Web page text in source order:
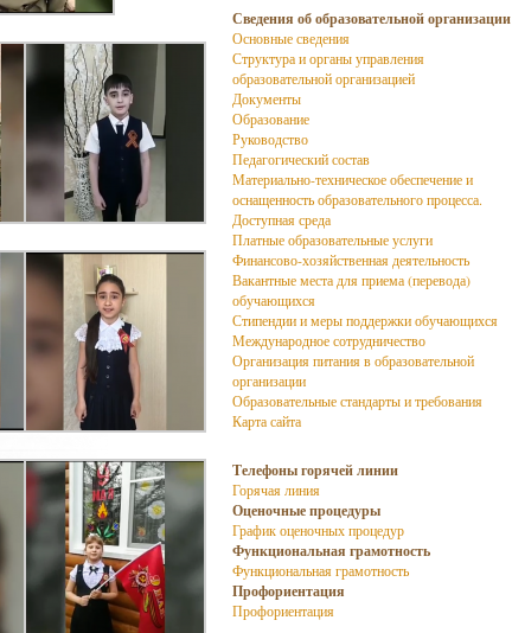
Сведения об образовательной организации
Основные сведения
Структура и органы управления
образовательной организацией
Документы
Образование
Руководство
Педагогический состав
Материально-техническое обеспечение и
оснащенность образовательного процесса.
Доступная среда
Платные образовательные услуги
Финансово-хозяйственная деятельность
Вакантные места для приема (перевода)
обучающихся
Стипендии и меры поддержки обучающихся
Международное сотрудничество
Организация питания в образовательной
организации
Образовательные стандарты и требования
Карта сайта
Телефоны горячей линии
Горячая линия
Оценочные процедуры
График оценочных процедур
Функциональная грамотность
Функциональная грамотность
Профориентация
Профориентация